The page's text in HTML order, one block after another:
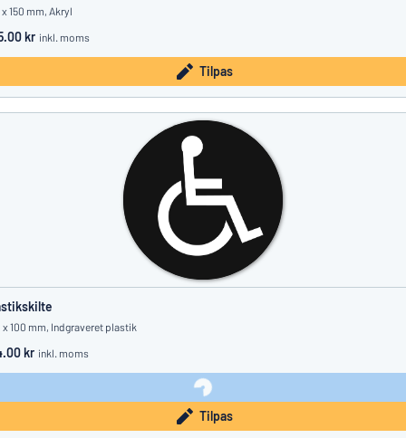
x 150 mm, Akryl
kr inkl. moms
Tilpas
x 100 mm, Indgraveret plastik
kr inkl. moms
Tilpas